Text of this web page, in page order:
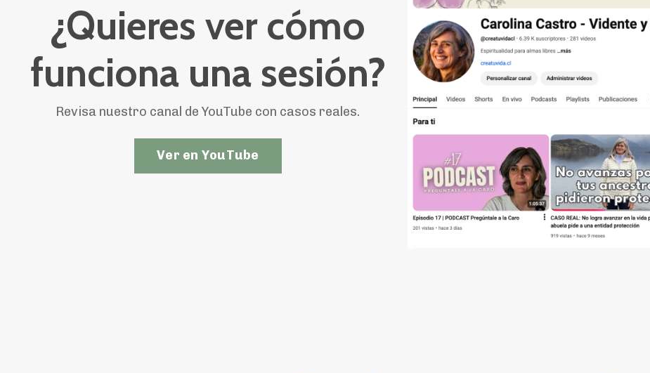
¿Quieres ver cómo
funciona una sesión?
Revisa nuestro canal de YouTube con casos reales.
Ver en YouTube